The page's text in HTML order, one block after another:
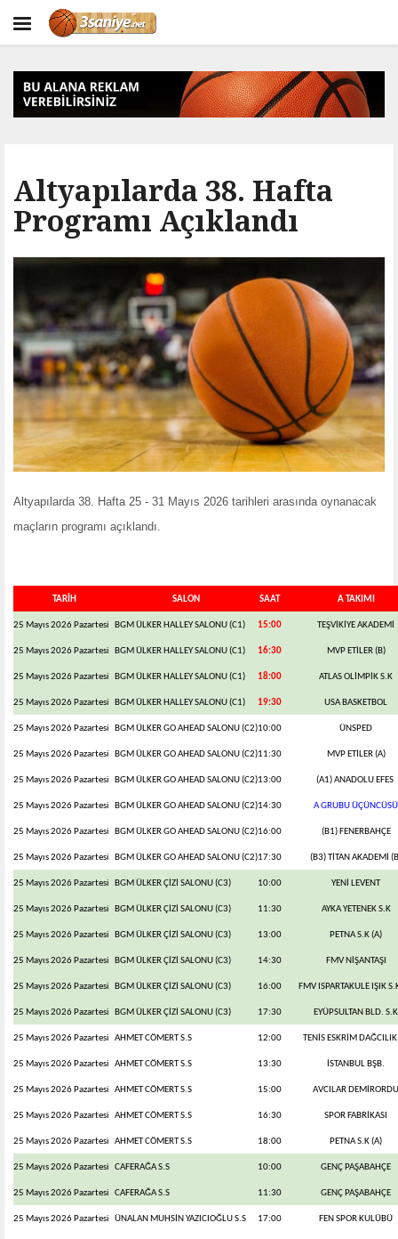
Altyapılarda 38. Hafta
Programı Açıklandı
Altyapılarda 38. Hafta 25 - 31 Mayıs 2026 tarihleri arasında oynanacak
maçların programı açıklandı.
TARİH SALON SAAT A TAKIMI
25 Mayıs 2026 Pazartesi BGM ÜLKER HALLEY SALONU (C1) 15:00 TEŞVİKİYE AKADEMİ
25 Mayıs 2026 Pazartesi BGM ÜLKER HALLEY SALONU (C1) 16:30 MVP ETİLER (B)
25 Mayıs 2026 Pazartesi BGM ÜLKER HALLEY SALONU (C1) 18:00 ATLAS OLİMPİK S.K
25 Mayıs 2026 Pazartesi BGM ÜLKER HALLEY SALONU (C1) 19:30 USA BASKETBOL
25 Mayıs 2026 Pazartesi BGM ÜLKER GO AHEAD SALONU (C2)10:00 ÜNSPED
25 Mayıs 2026 Pazartesi BGM ÜLKER GO AHEAD SALONU (C2)11:30 MVP ETİLER (A)
25 Mayıs 2026 Pazartesi BGM ÜLKER GO AHEAD SALONU (C2)13:00 (A1) ANADOLU EFES
25 Mayıs 2026 Pazartesi BGM ÜLKER GO AHEAD SALONU (C2)14:30 A GRUBU ÜÇÜNCÜSÜ
25 Mayıs 2026 Pazartesi BGM ÜLKER GO AHEAD SALONU (C2)16:00 (B1) FENERBAHÇE
25 Mayıs 2026 Pazartesi BGM ÜLKER GO AHEAD SALONU (C2)17:30 (B3) TİTAN AKADEMİ
25 Mayıs 2026 Pazartesi BGM ÜLKER ÇİZİ SALONU (C3) 10:00 YENİ LEVENT
25 Mayıs 2026 Pazartesi BGM ÜLKER ÇİZİ SALONU (C3) 11:30 AYKA YETENEK S.K
25 Mayıs 2026 Pazartesi BGM ÜLKER ÇİZİ SALONU (C3) 13:00 PETNA S.K (A)
25 Mayıs 2026 Pazartesi BGM ÜLKER ÇİZİ SALONU (C3) 14:30 FMV NİŞANTAŞI
25 Mayıs 2026 Pazartesi BGM ÜLKER ÇİZİ SALONU (C3) 16:00 FMV ISPARTAKULE IŞIK
25 Mayıs 2026 Pazartesi BGM ÜLKER ÇİZİ SALONU (C3) 17:30 EYÜPSULTAN BLD. S.K
25 Mayıs 2026 Pazartesi AHMET CÖMERT S.S 12:00 TENİS ESKRİM DAĞCILIK
25 Mayıs 2026 Pazartesi AHMET CÖMERT S.S 13:30 İSTANBUL BŞB.
25 Mayıs 2026 Pazartesi AHMET CÖMERT S.S 15:00 AVCILAR DEMİRORDU
25 Mayıs 2026 Pazartesi AHMET CÖMERT S.S 16:30 SPOR FABRİKASI
25 Mayıs 2026 Pazartesi AHMET CÖMERT S.S 18:00 PETNA S.K (A)
25 Mayıs 2026 Pazartesi CAFERAĞA S.S 10:00 GENÇ PAŞABAHÇE
25 Mayıs 2026 Pazartesi CAFERAĞA S.S 11:30 GENÇ PAŞABAHÇE
25 Mayıs 2026 Pazartesi ÜNALAN MUHSİN YAZICIOĞLU S.S 17:00 FEN SPOR KULÜBÜ